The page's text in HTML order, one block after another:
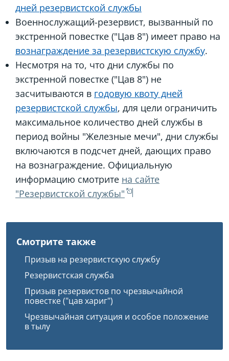
дней резервистской службы
Военнослужащий-резервист, вызванный по
экстренной повестке ("Цав 8") имеет право на
вознаграждение за резервистскую службу.
Несмотря на то, что дни службы по
экстренной повестке ("Цав 8") не
засчитываются в годовую квоту дней
резервистской службы, для цели ограничить
максимальное количество дней службы в
период войны "Железные мечи", дни службы
включаются в подсчет дней, дающих право
на вознаграждение. Официальную
информацию смотрите на сайте
"Резервистской службы"
Смотрите также
Призыв на резервистскую службу
Резервистская служба
Призыв резервистов по чрезвычайной
повестке ("цав хариг")
Чрезвычайная ситуация и особое положение
в тылу